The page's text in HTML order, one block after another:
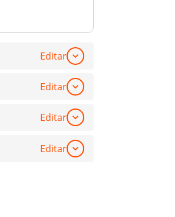
Editar
Editar
Editar
Editar